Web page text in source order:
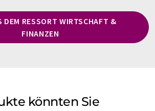
DEM RESSORT WIRTSCHAFT &
FINANZEN
könnten Sie